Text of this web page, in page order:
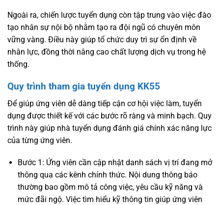
Ngoài ra, chiến lược tuyển dụng còn tập trung vào việc đào
tạo nhân sự nội bộ nhằm tạo ra đội ngũ có chuyên môn
vững vàng. Điều này giúp tổ chức duy trì sự ổn định về
nhân lực, đồng thời nâng cao chất lượng dịch vụ trong hệ
thống.
Quy trình tham gia tuyển dụng KK55
Để giúp ứng viên dễ dàng tiếp cận cơ hội việc làm, tuyển
dụng được thiết kế với các bước rõ ràng và minh bạch. Quy
trình này giúp nhà tuyển dụng đánh giá chính xác năng lực
của từng ứng viên.
Bước 1: Ứng viên cần cập nhật danh sách vị trí đang mở
thông qua các kênh chính thức. Nội dung thông báo
thường bao gồm mô tả công việc, yêu cầu kỹ năng và
mức đãi ngộ. Việc tìm hiểu kỹ thông tin giúp ứng viên